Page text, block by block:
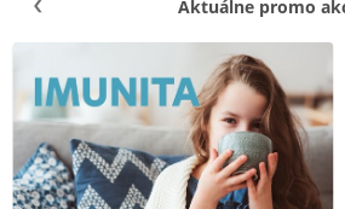
Aktuálne promo